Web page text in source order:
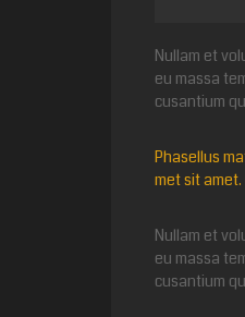
Nullam et
eu massa
cusantium
Phasellus
met sit
Nullam et
eu massa
cusantium